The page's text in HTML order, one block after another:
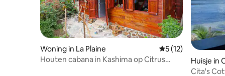
Woning in La Plaine Gemiddelde
5 (12)
Houten cabana in Kashima op Citrus
Huisje in
Cita's